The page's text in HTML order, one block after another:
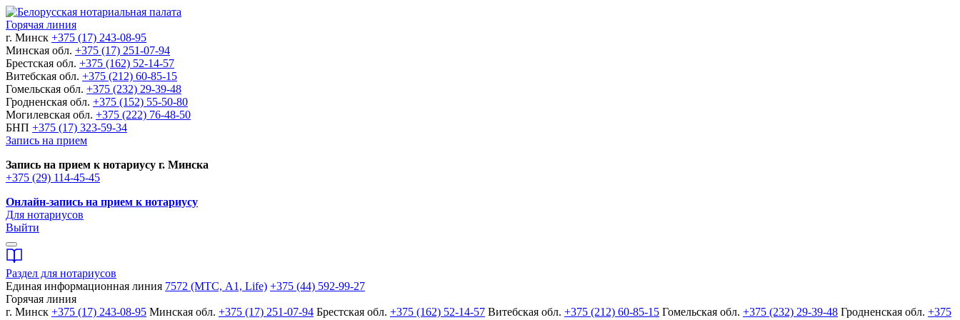
Горячая линия
г. Минск +375 (17) 243-08-95
Минская обл. +375 (17) 251-07-94
Брестская обл. +375 (162) 52-14-57
Витебская обл. +375 (212) 60-85-15
Гомельская обл. +375 (232) 29-39-48
Гродненская обл. +375 (152) 55-50-80
Могилевская обл. +375 (222) 76-48-50
БНП +375 (17) 323-59-34
Запись на прием
Запись на прием к нотариусу г. Минска
+375 (29) 114-45-45
Онлайн-запись на прием к нотариусу
Для нотариусов
Выйти
Раздел для нотариусов
Единая информационная линия 7572 (МТС, A1, Life) +375 (44) 592-99-27
Горячая линия
г. Минск +375 (17) 243-08-95 Минская обл. +375 (17) 251-07-94 Брестская обл. +375 (162) 52-14-57 Витебская обл. +375 (212) 60-85-15 Гомельская обл. +375 (232) 29-39-48 Гродненская обл. +375